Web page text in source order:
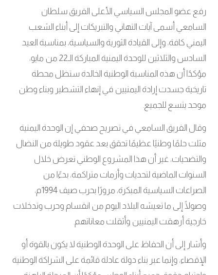
رفع عضو المجلس السياسي الأعلى الفريق سلطان
السامعي أسمى آيات التهاني والتبريكات إلى أبناء الشعب
اليمني كافة، وإلى القيادة الثورية والسياسية، بمناسبة العيد
السادس والثلاثين للوحدة اليمنية المباركة الـ22 من مايو،
مؤكدًا أن هذه المناسبة الوطنية الخالدة ستظل محطة
تاريخية جسدت إرادة اليمنيين في إنهاء التشطير وبناء وطن
موحد يتسع للجميع.
وقال الفريق السامعي في تصريح صحفي إن الوحدة اليمنية
مثلت حلمًا وطنيًا عظيمًا تحقق بعد عقود طويلة من النضال
والتضحيات، غير أن هذا المشروع الوطني تعرض خلال
السنوات الماضية لتحديات وأزمات متراكمة، بدءًا من
الصراعات السياسية المبكرة، مرورًا بحرب صيف 1994م،
وصولًا إلى ما تعيشه البلاد اليوم من انقسام وحرب وتدخلات
خارجية أرهقت اليمنيين وأثقلت معاناتهم.
وأشار إلى أن الحفاظ على الوحدة الوطنية لا يكون بالقوة أو
الإقصاء، وإنما عبر بناء دولة عادلة قائمة على الشراكة الوطنية